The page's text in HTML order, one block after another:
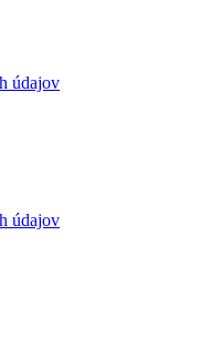
údajov
údajov